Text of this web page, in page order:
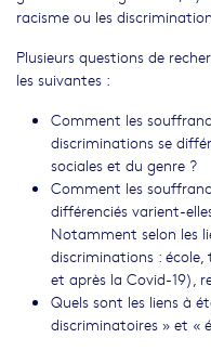
racisme ou les
Plusieurs questions de
les suivantes :
Comment les
discriminations se
sociales et du genre ?
Comment les
différenciés varient-
Notamment selon les
discriminations :
et après la Covid-19),
Quels sont les liens à
discriminatoires » et «